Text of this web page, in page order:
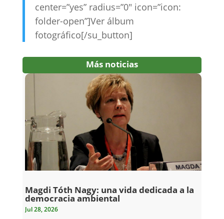
center=”yes” radius=”0″ icon=”icon:
folder-open”]Ver álbum
fotográfico[/su_button]
Más noticias
Magdi Tóth Nagy: una vida dedicada a la
democracia ambiental
Jul 28, 2026